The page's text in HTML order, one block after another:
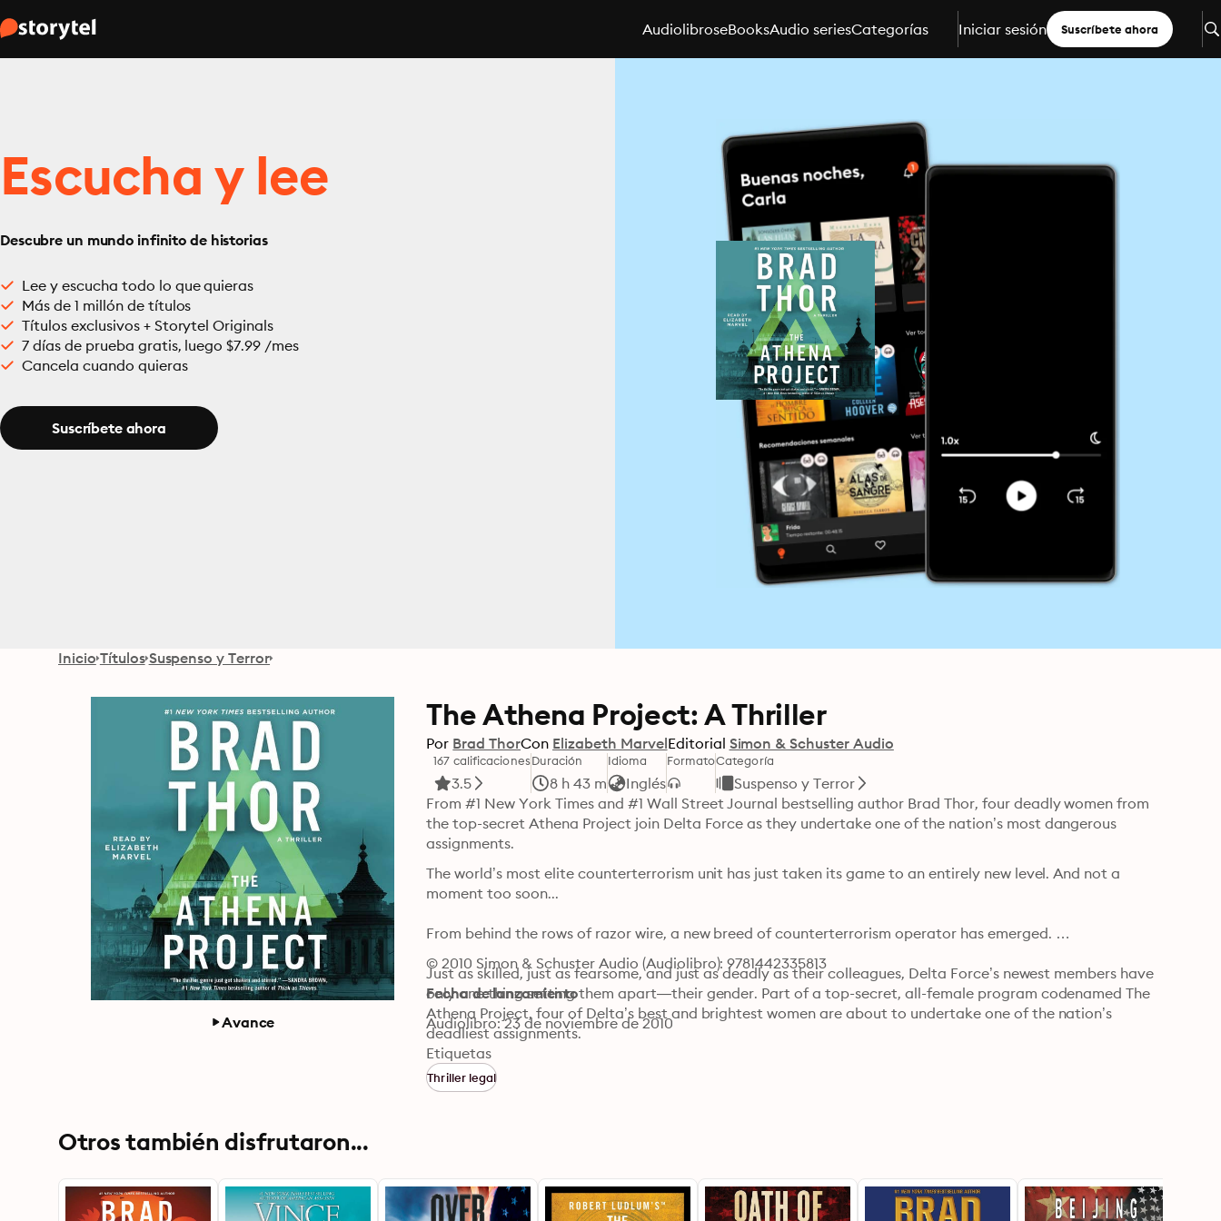
AudiolibroseBooksAudio seriesCategorías Iniciar sesión Suscríbete ahora
Escucha y lee
Descubre un mundo infinito de historias
Lee y escucha todo lo que quieras
Más de 1 millón de títulos
Títulos exclusivos + Storytel Originals
7 días de prueba gratis, luego $7.99 /mes
Cancela cuando quieras
Suscríbete ahora
Inicio Títulos Suspenso y Terror
Avance
The Athena Project: A Thriller
Por Brad ThorCon Elizabeth MarvelEditorial Simon & Schuster Audio
167 calificaciones
3.5
Duración
8 h 43 m
Idioma
Inglés
FormatoCategoría
Suspenso y Terror
From #1 New York Times and #1 Wall Street Journal bestselling author Brad Thor, four deadly women from
the top-secret Athena Project join Delta Force as they undertake one of the nation’s most dangerous
assignments.
The world’s most elite counterterrorism unit has just taken its game to an entirely new level. And not a
moment too soon...
From behind the rows of razor wire, a new breed of counterterrorism operator has emerged.
Just as skilled, just as fearsome, and just as deadly as their colleagues, Delta Force’s newest members have
only one thing setting them apart—their gender. Part of a top-secret, all-female program codenamed The
Athena Project, four of Delta’s best and brightest women are about to undertake one of the nation’s
deadliest assignments.
When a terrorist attack in Rome kills more than twenty Americans, Athena Team members Gretchen Casey,
Julie Ericsson, Megan Rhodes, and Alex Cooper are tasked with hunting down the Venetian arms dealer
Simultaneously in Colorado, a foreign spy is close to penetrating the mysterious secret the US government
has hidden beneath Denver International Airport.
© 2010 Simon & Schuster Audio (Audiolibro): 9781442335813
Fecha de lanzamiento
Audiolibro: 23 de noviembre de 2010
Etiquetas
Thriller legal
Otros también disfrutaron...